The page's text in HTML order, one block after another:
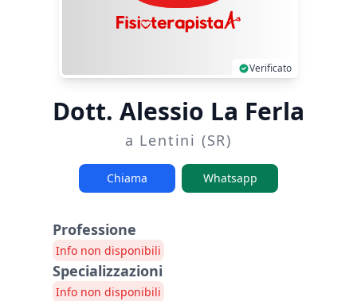
Verificato
Dott. Alessio La Ferla
a Lentini (SR)
Chiama Whatsapp
Professione
Info non disponibili
Specializzazioni
Info non disponibili